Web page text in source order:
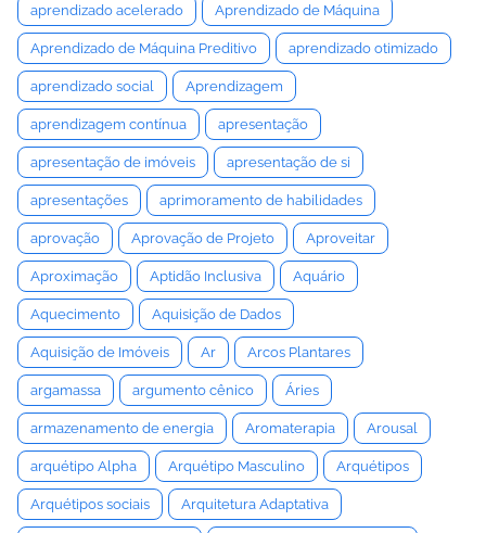
aprendizado acelerado Aprendizado de Máquina
Aprendizado de Máquina Preditivo aprendizado otimizado
aprendizado social Aprendizagem
aprendizagem contínua apresentação
apresentação de imóveis apresentação de si
apresentações aprimoramento de habilidades
aprovação Aprovação de Projeto Aproveitar
Aproximação Aptidão Inclusiva Aquário
Aquecimento Aquisição de Dados
Aquisição de Imóveis Ar Arcos Plantares
argamassa argumento cênico Áries
armazenamento de energia Aromaterapia Arousal
arquétipo Alpha Arquétipo Masculino Arquétipos
Arquétipos sociais Arquitetura Adaptativa